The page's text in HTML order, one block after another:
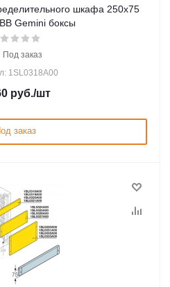
шкафа 250x75
Gemini боксы
Под заказ
1SL0318A00
руб./шт
заказ